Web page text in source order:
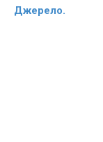
Джерело.